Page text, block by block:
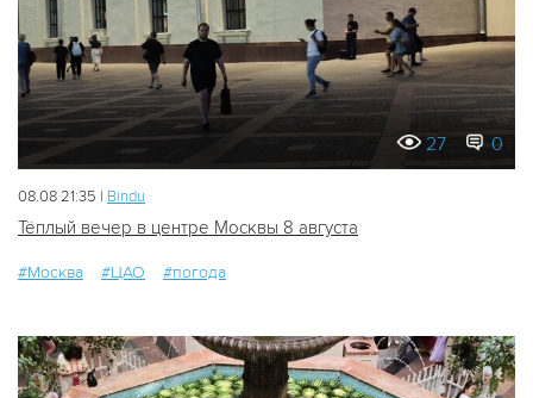
27 0
08.08 21:35 | Bindu
Тёплый вечер в центре Москвы 8 августа
#Москва #ЦАО #погода